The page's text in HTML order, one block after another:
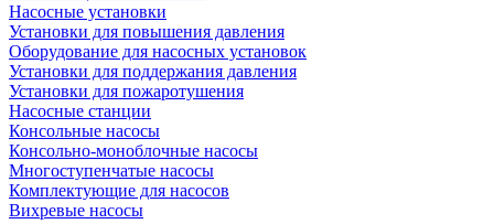
Насосные установки
Установки для повышения давления
Оборудование для насосных установок
Установки для поддержания давления
Установки для пожаротушения
Насосные станции
Консольные насосы
Консольно-моноблочные насосы
Многоступенчатые насосы
Комплектующие для насосов
Вихревые насосы